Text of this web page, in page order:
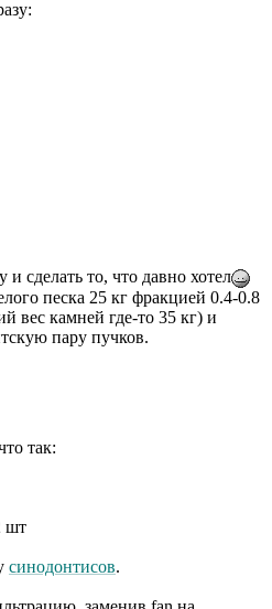
и сделать то, что давно хотел
песка 25 кг фракцией 0.4-0.8
вес камней где-то 35 кг) и
пару пучков.
так:
шт
синодонтисов.